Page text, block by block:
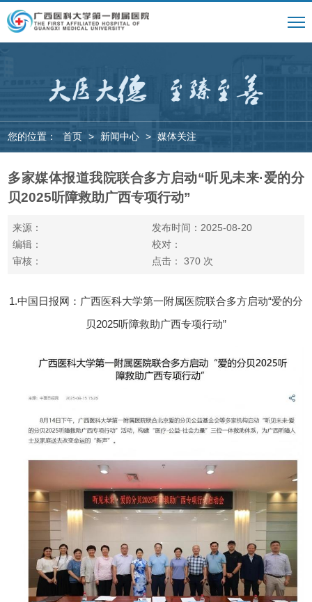
您的位置： 首页 > 新闻中心 > 媒体关注
多家媒体报道我院联合多方启动“听见未来·爱的分
贝2025听障救助广西专项行动”
来源：
发布时间：2025-08-20
编辑：
校对：
审核：
点击：370 次
1.中国日报网：广西医科大学第一附属医院联合多方启动“爱的分
贝2025听障救助广西专项行动”